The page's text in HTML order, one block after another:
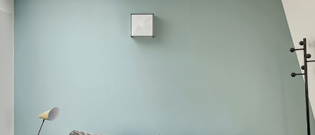
Appartement idéal comme pied à terre ou investissement
locatif ! BIEN RARE A SAISIR ! Bien proposé par l'agence
PARIS LUXURY HOMES.Une cave complète ce